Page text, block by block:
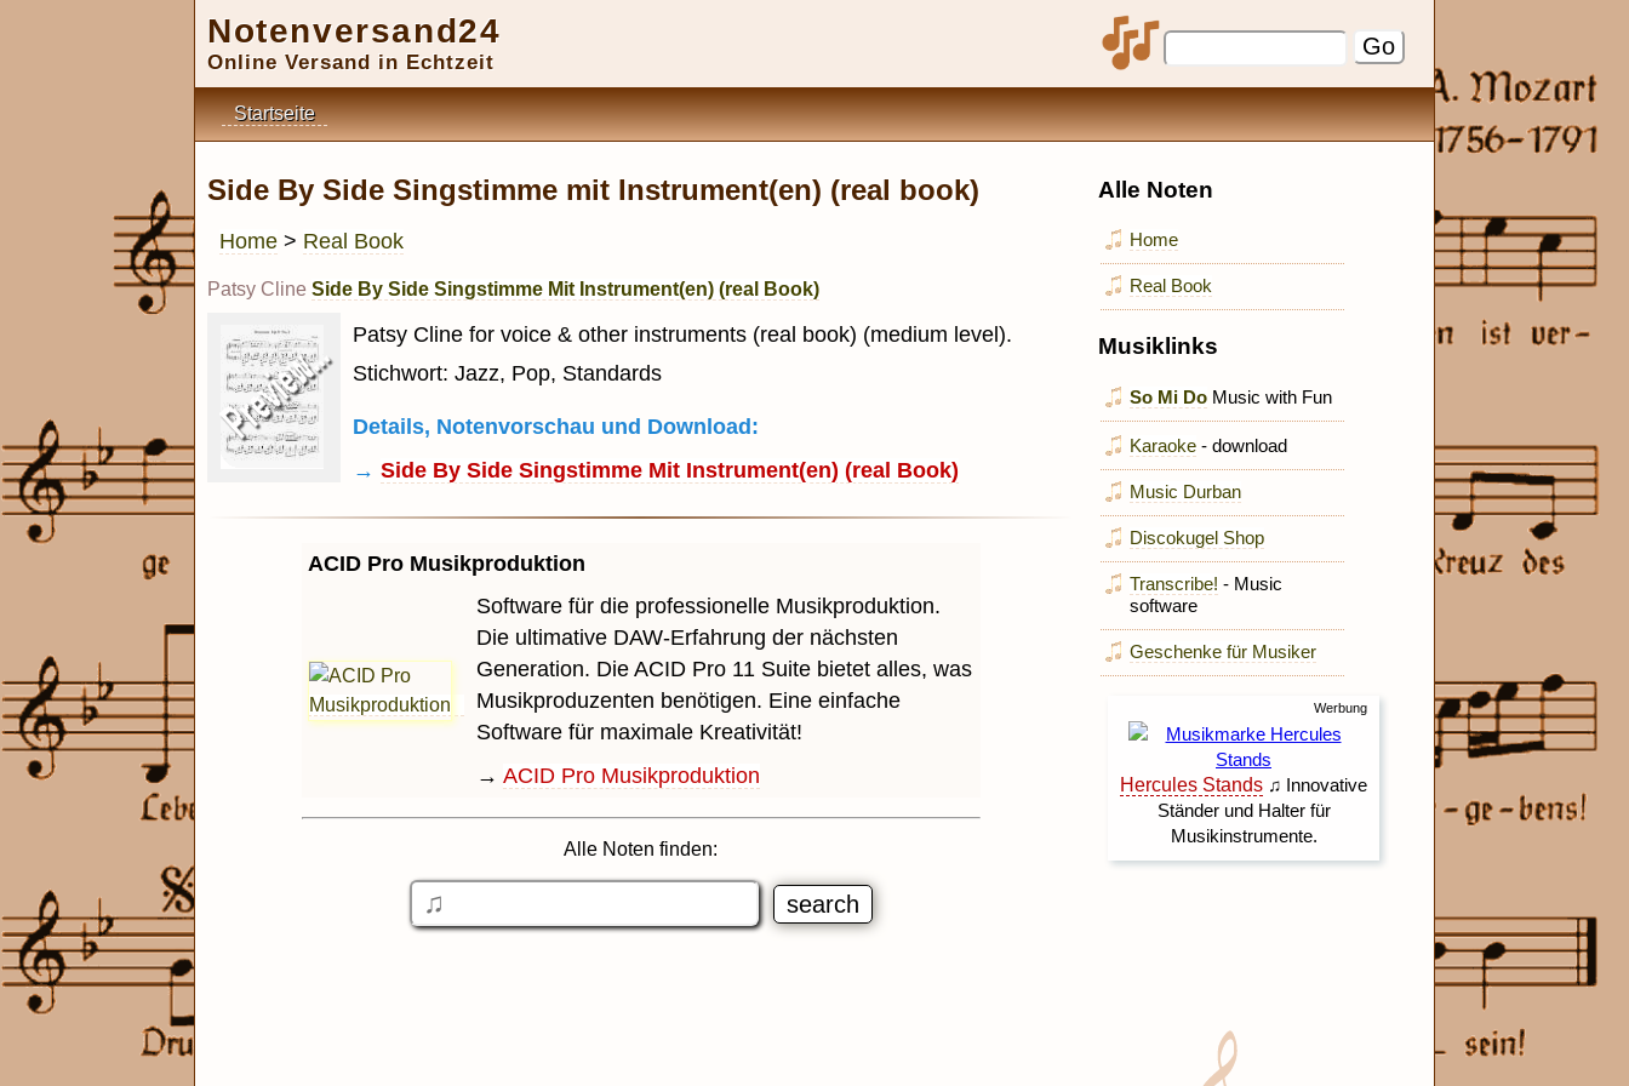
Notenversand24
Online Versand in Echtzeit
Startseite
Side By Side Singstimme mit Instrument(en) (real book)
Home > Real Book
Patsy Cline Side By Side Singstimme Mit Instrument(en) (real Book)
Patsy Cline for voice & other instruments (real book) (medium level).
Stichwort: Jazz, Pop, Standards
Details, Notenvorschau und Download:
→ Side By Side Singstimme Mit Instrument(en) (real Book)
ACID Pro Musikproduktion
Software für die professionelle Musikproduktion.
Die ultimative DAW-Erfahrung der nächsten
Generation. Die ACID Pro 11 Suite bietet alles, was
Musikproduzenten benötigen. Eine einfache
Software für maximale Kreativität!
→ ACID Pro Musikproduktion
Alle Noten finden:
Alle Noten
Home
Real Book
Musiklinks
So Mi Do Music with Fun
Karaoke - download
Music Durban
Discokugel Shop
Transcribe! - Music
software
Geschenke für Musiker